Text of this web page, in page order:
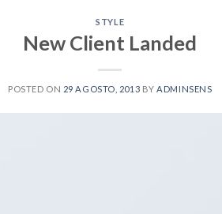
STYLE
New Client Landed
POSTED ON 29 AGOSTO, 2013 BYADMINSENS